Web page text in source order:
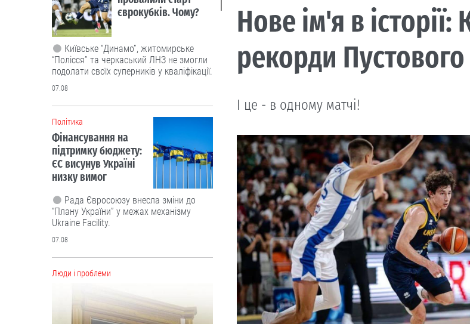
Нове ім'я в
рекорди
І це - в одному матчі!
єврокубків. Чому?
Київське “Динамо”, житомирське
“Полісся” та черкаський ЛНЗ не змогли
подолати своїх суперників у кваліфікації.
07.08
Політика
Фінансування на
підтримку бюджету:
ЄС висунув Україні
низку вимог
Рада Євросоюзу внесла зміни до
“Плану України” у межах механізму
Ukraine Facility.
07.08
Люди і проблеми